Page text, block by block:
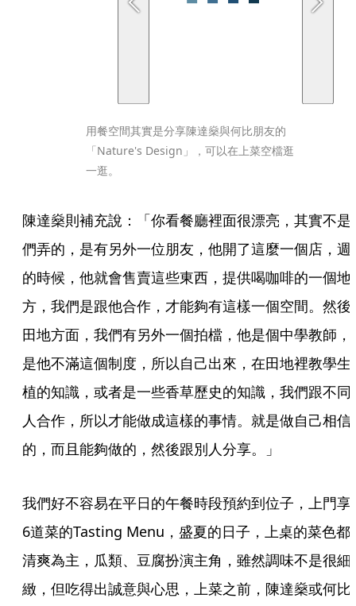
用餐空間其實是分享陳達燊與何比朋友的
「Nature's Design」，可以在上菜空檔逛
一逛。
陳達燊則補充說：「你看餐廳裡面很漂亮，其實不是
們弄的，是有另外一位朋友，他開了這麼一個店，週
的時候，他就會售賣這些東西，提供喝咖啡的一個地
方，我們是跟他合作，才能夠有這樣一個空間。然後
田地方面，我們有另外一個拍檔，他是個中學教師，
是他不滿這個制度，所以自己出來，在田地裡教學生
植的知識，或者是一些香草歷史的知識，我們跟不同
人合作，所以才能做成這樣的事情。就是做自己相信
的，而且能夠做的，然後跟別人分享。」
我們好不容易在平日的午餐時段預約到位子，上門享
6道菜的Tasting Menu，盛夏的日子，上桌的菜色都
清爽為主，瓜類、豆腐扮演主角，雖然調味不是很細
緻，但吃得出誠意與心思，上菜之前，陳達燊或何比